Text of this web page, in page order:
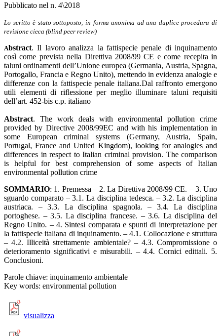
Pubblicato nel n. 4\2018
Lo scritto è stato sottoposto, in forma anonima ad una duplice procedura di
revisione cieca (blind peer review)
Abstract. Il lavoro analizza la fattispecie penale di inquinamento
così come prevista nella Direttiva 2008/99 CE e come recepita in
taluni ordinamenti dell’Unione europea (Germania, Austria, Spagna,
Portogallo, Francia e Regno Unito), mettendo in evidenza analogie e
differenze con la fattispecie penale italiana.Dal raffronto emergono
utili elementi di riflessione per meglio illuminare taluni requisiti
dell’art. 452-bis c.p. italiano
Abstract. The work deals with environmental pollution crime
provided by Directive 2008/99EC and with his implementation in
some European criminal systems (Germany, Austria, Spain,
Portugal, France and United Kingdom), looking for analogies and
differences in respect to Italian criminal provision. The comparison
is helpful for best comprehension of some aspects of Italian
environmental pollution crime
SOMMARIO: 1. Premessa – 2. La Direttiva 2008/99 CE. – 3. Uno
sguardo comparato – 3.1. La disciplina tedesca. – 3.2. La disciplina
austriaca. – 3.3. La disciplina spagnola. – 3.4. La disciplina
portoghese. – 3.5. La disciplina francese. – 3.6. La disciplina del
Regno Unito. – 4. Sintesi comparata e spunti di interpretazione per
la fattispecie italiana di inquinamento. – 4.1. Collocazione e struttura
– 4.2. Illiceità strettamente ambientale? – 4.3. Compromissione o
deterioramento significativi e misurabili. – 4.4. Cornici edittali. 5.
Conclusioni.
Parole chiave: inquinamento ambientale
Key words: environmental pollution
visualizza